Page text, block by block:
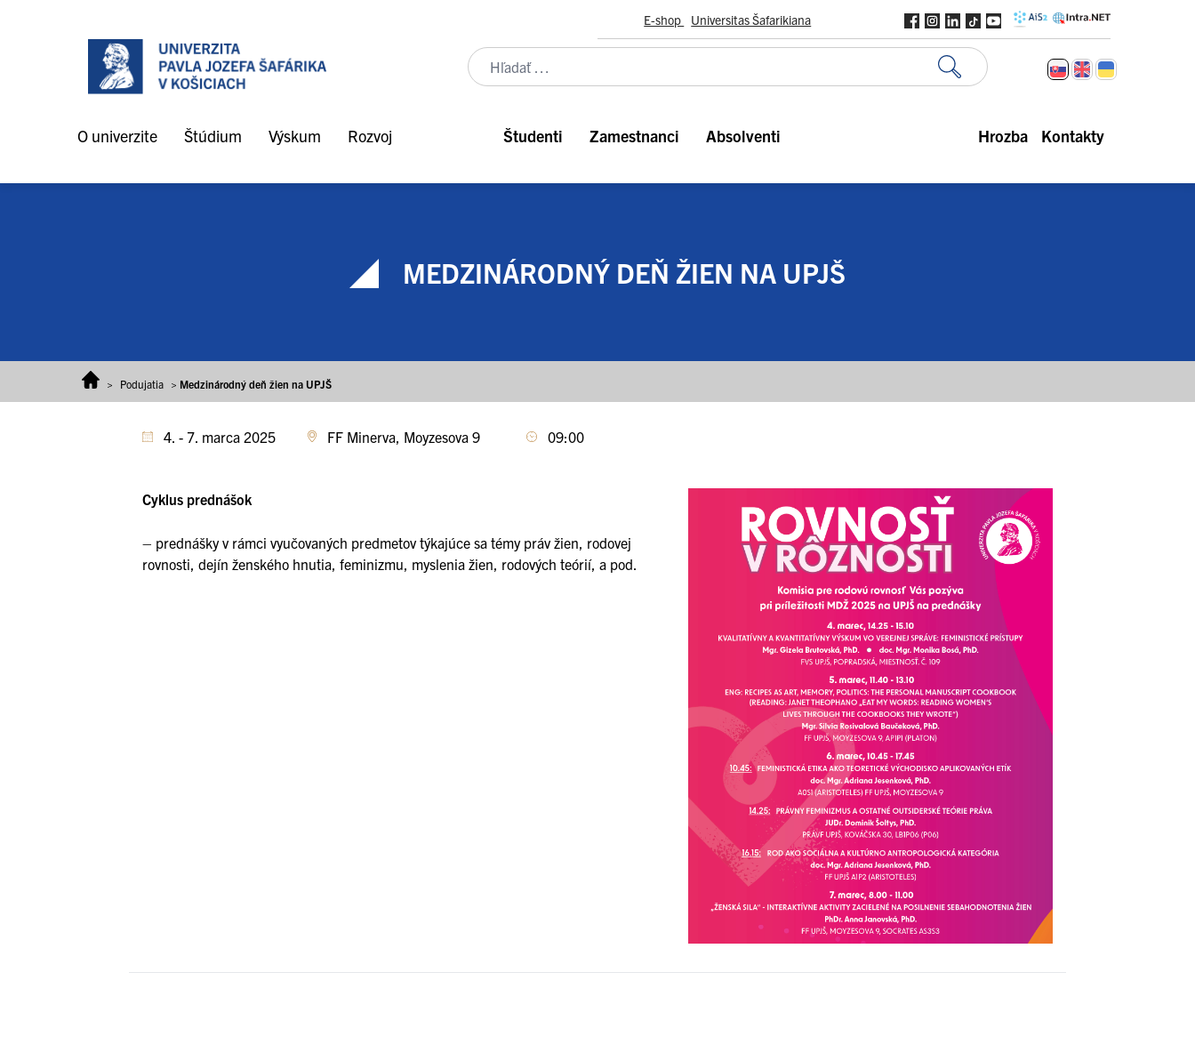
E-shop Universitas Šafarikiana
O univerzite Štúdium Výskum Rozvoj Študenti Zamestnanci Absolventi Hrozba Kontakty
MEDZINÁRODNÝ DEŇ ŽIEN NA UPJŠ
> Podujatia > Medzinárodný deň žien na UPJŠ
4. - 7. marca 2025 FF Minerva, Moyzesova 9 09:00
Cyklus prednášok
– prednášky v rámci vyučovaných predmetov týkajúce sa témy práv žien, rodovej
rovnosti, dejín ženského hnutia, feminizmu, myslenia žien, rodových teórií, a pod.